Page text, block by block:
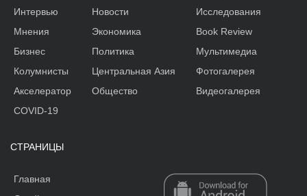
Интервью
Мнения
Бизнес
Колумнисты
Акселератор
Новости
Экономика
Политика
Центральная Азия
Общество
Исследования
Book Review
Мультимедиа
Фотогалерея
Видеогалерея
COVID-19
СТРАНИЦЫ
Главная